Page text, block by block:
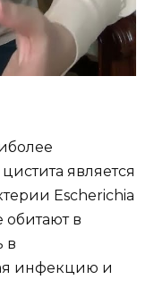
является
Escherichia
обитают в
в
инфекцию и